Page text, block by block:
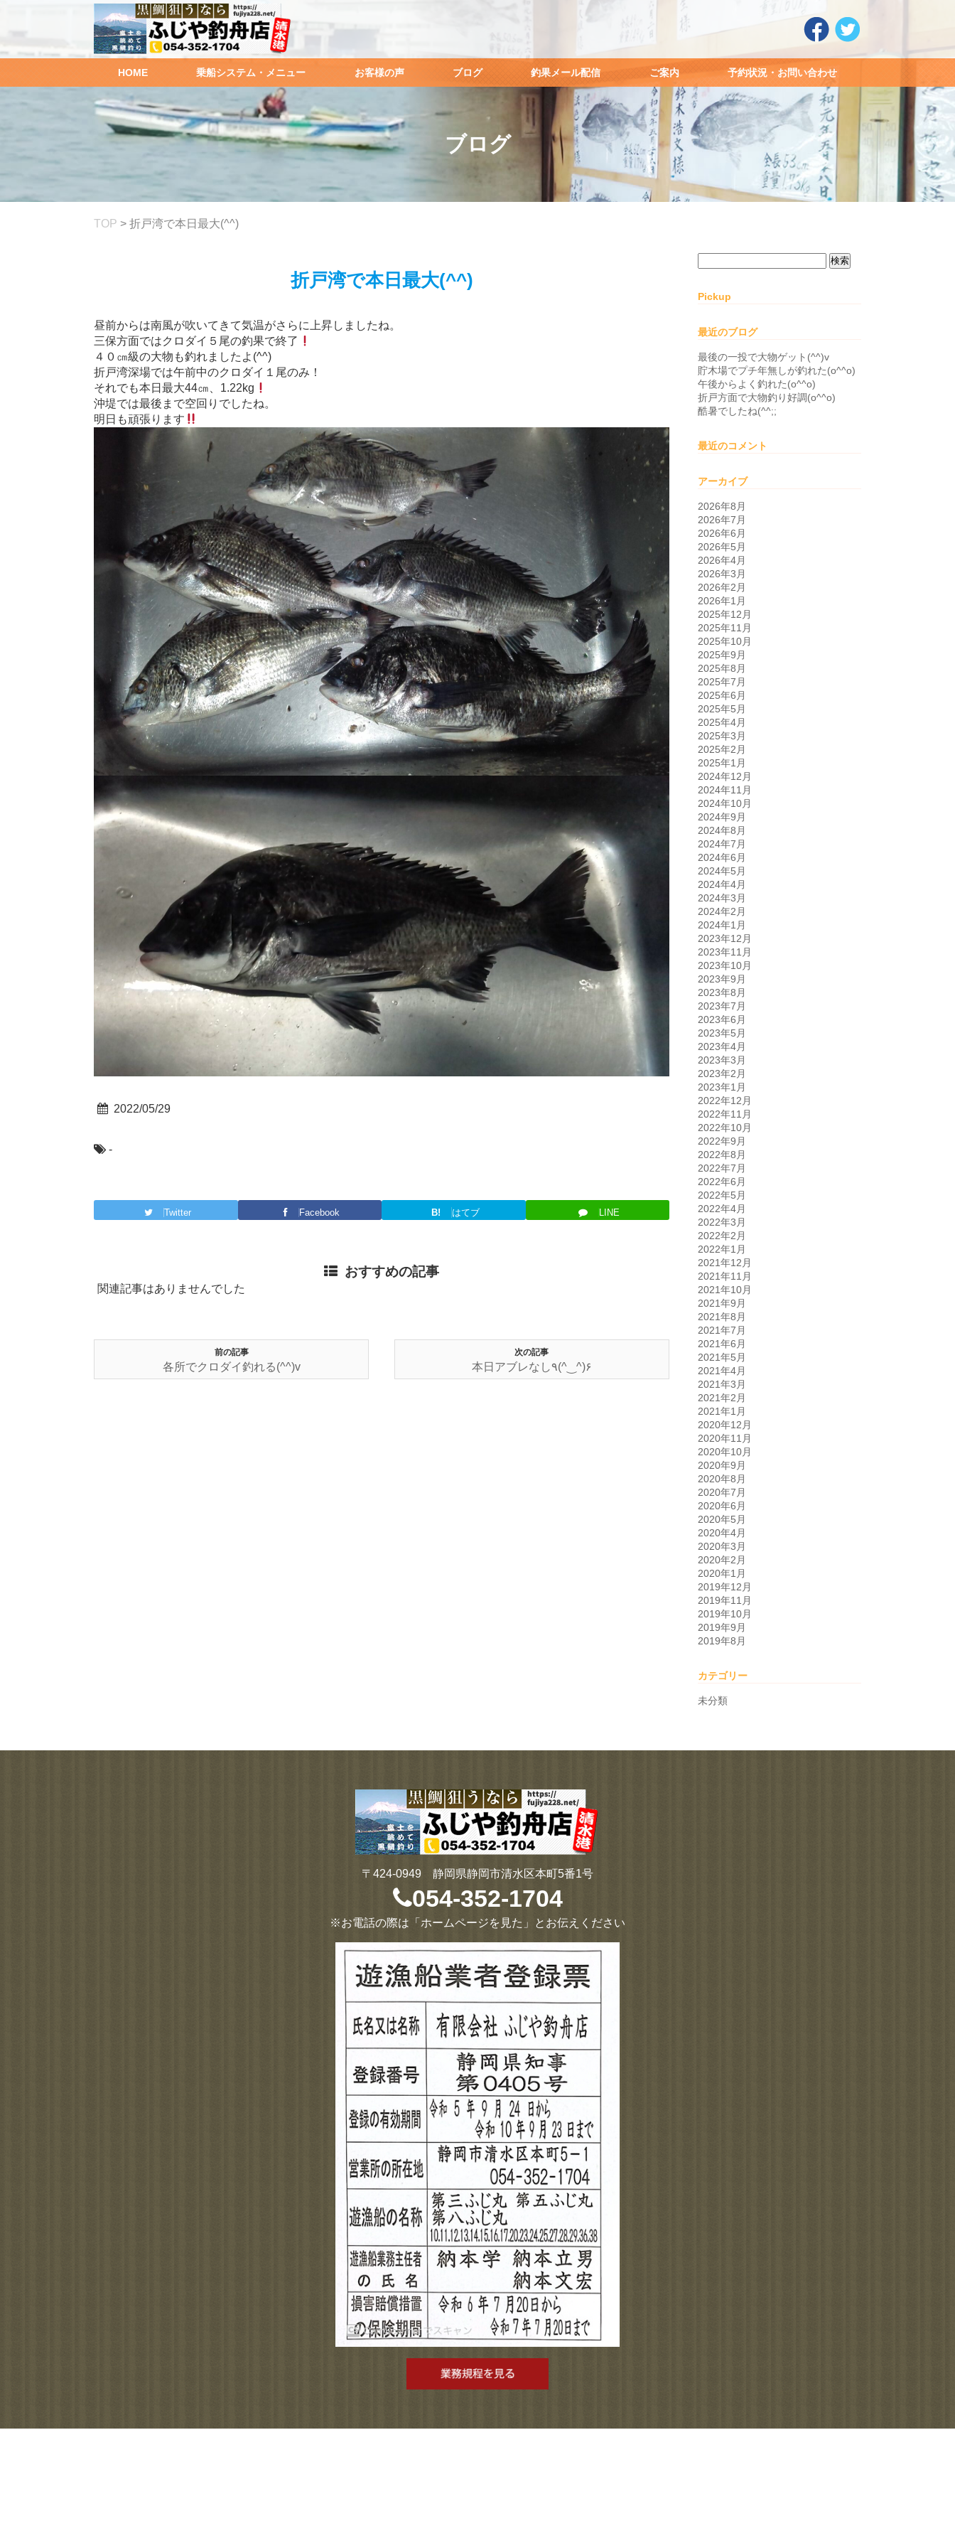
HOME 乗船システム・メニュー お客様の声 ブログ 釣果メール配信 ご案内 予約状況・お問い合わせ
ブログ
TOP > 折戸湾で本日最大(^^)
折戸湾で本日最大(^^)
昼前からは南風が吹いてきて気温がさらに上昇しましたね。
三保方面ではクロダイ５尾の釣果で終了
４０㎝級の大物も釣れましたよ(^^)
折戸湾深場では午前中のクロダイ１尾のみ！
それでも本日最大44㎝、1.22kg
沖堤では最後まで空回りでしたね。
明日も頑張ります
2022/05/29
-
Twitter Facebook B! はてブ LINE
おすすめの記事
関連記事はありませんでした
前の記事
各所でクロダイ釣れる(^^)v
次の記事
本日アブレなし٩(^‿^)۶
索:
Pickup
最近のブログ
最後の一投で大物ゲット(^^)v
貯木場でプチ年無しが釣れた(o^^o)
午後からよく釣れた(o^^o)
折戸方面で大物釣り好調(o^^o)
酷暑でしたね(^^;;
最近のコメント
アーカイブ
2026年8月
2026年7月
2026年6月
2026年5月
2026年4月
2026年3月
2026年2月
2026年1月
2025年12月
2025年11月
2025年10月
2025年9月
2025年8月
2025年7月
2025年6月
2025年5月
2025年4月
2025年3月
2025年2月
2025年1月
2024年12月
2024年11月
2024年10月
2024年9月
2024年8月
2024年7月
2024年6月
2024年5月
2024年4月
2024年3月
2024年2月
2024年1月
2023年12月
2023年11月
2023年10月
2023年9月
2023年8月
2023年7月
2023年6月
2023年5月
2023年4月
2023年3月
2023年2月
2023年1月
2022年12月
2022年11月
2022年10月
2022年9月
2022年8月
2022年7月
2022年6月
2022年5月
2022年4月
2022年3月
2022年2月
2022年1月
2021年12月
2021年11月
2021年10月
2021年9月
2021年8月
2021年7月
2021年6月
2021年5月
2021年4月
2021年3月
2021年2月
2021年1月
2020年12月
2020年11月
2020年10月
2020年9月
2020年8月
2020年7月
2020年6月
2020年5月
2020年4月
2020年3月
2020年2月
2020年1月
2019年12月
2019年11月
2019年10月
2019年9月
2019年8月
カテゴリー
未分類
〒424-0949 静岡県静岡市清水区本町5番1号
054-352-1704
※お電話の際は「ホームページを見た」とお伝えください